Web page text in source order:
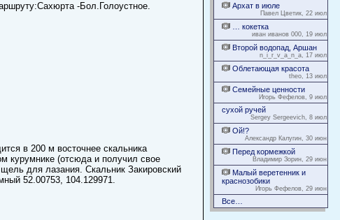
-Бол.Голоустное.
в 200 м восточнее скальника
курумнике (отсюда и получил свое
для лазания. Скальник Закировский
52.00753, 104.129971.
Архат в июле
Павел Цветик, 22 июл
… кокетка
иван иванов 000, 19 июл
Второй водопад, Аршан
n_i_r_v_a_n_a, 17 июл
Облетающая красота
theo, 13 июл
Семейные ценности
Игорь Фефелов, 9 июл
сухой ручей
Sergey Sergeevich, 8 июл
Ой!?
Александр Калугин, 30 июн
Перед кормежкой
Владимир Зорин, 29 июн
Малый веретенник и
краснозобики
Игорь Фефелов, 29 июн
Все…